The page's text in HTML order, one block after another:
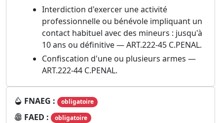
Interdiction d'exercer une activité
professionnelle ou bénévole impliquant un
contact habituel avec des mineurs : jusqu'à
10 ans ou définitive — ART.222-45 C.PENAL.
Confiscation d'une ou plusieurs armes —
ART.222-44 C.PENAL.
FNAEG : obligatoire
FAED : obligatoire